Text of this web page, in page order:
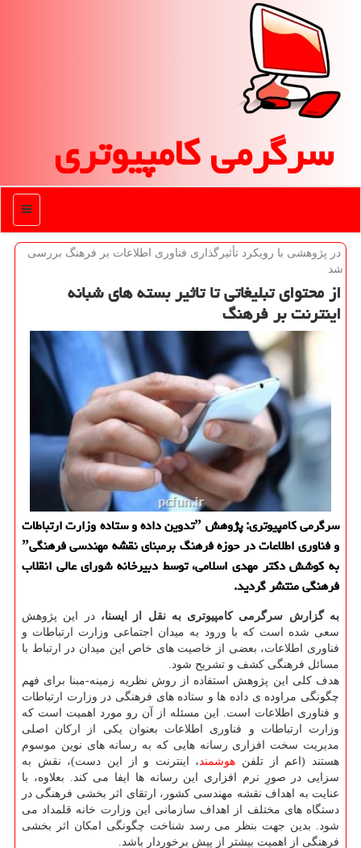
سرگرمی كامپیوتری
منو
در پژوهشی با رویكرد تأثیرگذاری فناوری اطلاعات بر فرهنگ بررسی
شد
از محتوای تبلیغاتی تا تاثیر بسته های شبانه
اینترنت بر فرهنگ
سرگرمی كامپیوتری: پژوهش ˮتدوین داده و ستاده وزارت ارتباطات
و فناوری اطلاعات در حوزه فرهنگ برمبنای نقشه مهندسی فرهنگیˮ
به كوشش دكتر مهدی اسلامی، توسط دبیرخانه شورای عالی انقلاب
فرهنگی منتشر گردید.
به گزارش سرگرمی كامپیوتری به نقل از ایسنا،در این پژوهش
سعی شده است كه با ورود به میدان اجتماعی وزارت ارتباطات و
فناوری اطلاعات، بعضی از خاصیت های خاص این میدان در ارتباط با
مسائل فرهنگی كشف و تشریح شود.
هدف كلی این پژوهش استفاده از روش نظریه زمینه-مبنا برای فهم
چگونگی مراوده ی داده ها و ستاده های فرهنگی در وزارت ارتباطات
و فناوری اطلاعات است. این مسئله از آن رو مورد اهمیت است كه
وزارت ارتباطات و فناوری اطلاعات بعنوان یكی از اركان اصلی
مدیریت سخت افزاری رسانه هایی كه به رسانه های نوین موسوم
هستند (اعم از تلفن هوشمند، اینترنت و از این دست)، نقش به
سزایی در صورِ نرم افزاری این رسانه ها ایفا می كند. بعلاوه، با
عنایت به اهداف نقشه مهندسی كشور، ارتقای اثر بخشی فرهنگی در
دستگاه های مختلف از اهداف سازمانی این وزارت خانه قلمداد می
شود. بدین جهت بنظر می رسد شناخت چگونگی امكان اثر بخشی
فرهنگی از اهمیت بیشتر از پیش برخوردار باشد.